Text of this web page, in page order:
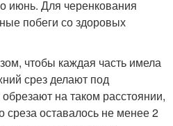
июнь. Для черенкования
побеги со здоровых
чтобы каждая часть имела
срез делают под
на таком расстоянии,
среза оставалось не менее 2